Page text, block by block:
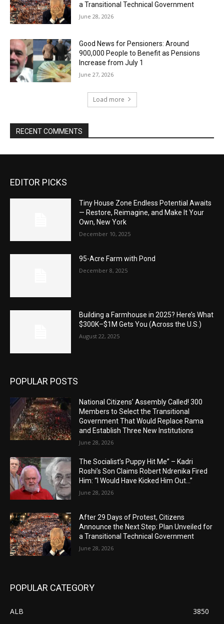
a Transitional Technical Government
June 28, 2026
Good News for Pensioners: Around
900,000 People to Benefit as Pensions
Increase from July 1
June 27, 2026
Load more
RECENT COMMENTS
EDITOR PICKS
Tiny House Zone Endless Potential Awaits
— Restore, Reimagine, and Make It Your
Own, New York
December 10, 2025
95-Acre Farm with Pond
December 8, 2025
Building a Farmhouse in 2025? Here’s What
$300K–$1M Gets You (Across the U.S.)
August 22, 2025
POPULAR POSTS
National Citizens’ Assembly Called! 300
Members to Select the Transitional
Government That Would Replace Rama
and Establish Three New Institutions
June 28, 2026
The Socialist’s Puppy Hit Me” – Kadri
Roshi’s Son Claims Robert Ndrenika Fired
Him: “I Would Have Kicked Him Out…”
June 28, 2026
After 29 Days of Protest, Citizens
Announce the Next Step: Plan Unveiled for
a Transitional Technical Government
June 28, 2026
POPULAR CATEGORY
ALB
3850